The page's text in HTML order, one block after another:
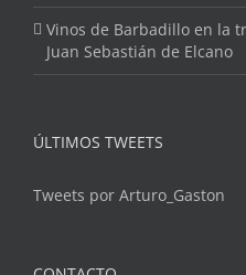
Vinos de Barbadillo en la
Juan Sebastián de Elcano
ÚLTIMOS TWEETS
Tweets por Arturo_Gaston